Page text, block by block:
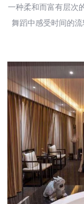
一种柔和而富有层次
舞蹈中感受时间的